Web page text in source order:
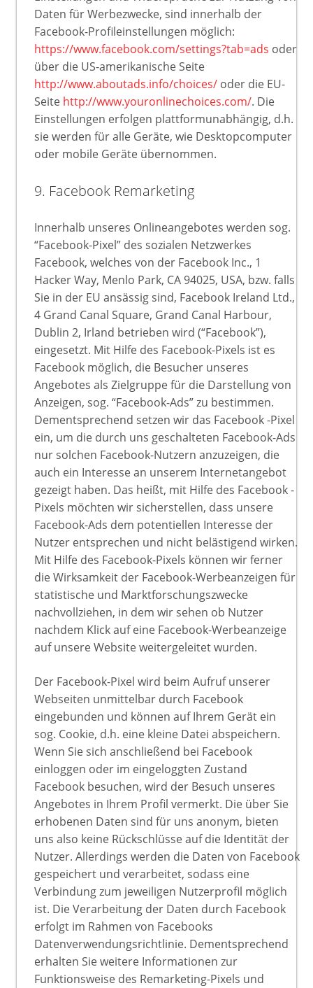
Daten für Werbezwecke, sind innerhalb der
Facebook-Profileinstellungen möglich:
https://www.facebook.com/settings?tab=ads oder
über die US-amerikanische Seite
http://www.aboutads.info/choices/ oder die EU-
Seite http://www.youronlinechoices.com/. Die
Einstellungen erfolgen plattformunabhängig, d.h.
sie werden für alle Geräte, wie Desktopcomputer
oder mobile Geräte übernommen.
9. Facebook Remarketing
Innerhalb unseres Onlineangebotes werden sog.
“Facebook-Pixel” des sozialen Netzwerkes
Facebook, welches von der Facebook Inc., 1
Hacker Way, Menlo Park, CA 94025, USA, bzw. falls
Sie in der EU ansässig sind, Facebook Ireland Ltd.,
4 Grand Canal Square, Grand Canal Harbour,
Dublin 2, Irland betrieben wird (“Facebook”),
eingesetzt. Mit Hilfe des Facebook-Pixels ist es
Facebook möglich, die Besucher unseres
Angebotes als Zielgruppe für die Darstellung von
Anzeigen, sog. “Facebook-Ads” zu bestimmen.
Dementsprechend setzen wir das Facebook -Pixel
ein, um die durch uns geschalteten Facebook-Ads
nur solchen Facebook-Nutzern anzuzeigen, die
auch ein Interesse an unserem Internetangebot
gezeigt haben. Das heißt, mit Hilfe des Facebook -
Pixels möchten wir sicherstellen, dass unsere
Facebook-Ads dem potentiellen Interesse der
Nutzer entsprechen und nicht belästigend wirken.
Mit Hilfe des Facebook-Pixels können wir ferner
die Wirksamkeit der Facebook-Werbeanzeigen für
statistische und Marktforschungszwecke
nachvollziehen, in dem wir sehen ob Nutzer
nachdem Klick auf eine Facebook-Werbeanzeige
auf unsere Website weitergeleitet wurden.
Der Facebook-Pixel wird beim Aufruf unserer
Webseiten unmittelbar durch Facebook
eingebunden und können auf Ihrem Gerät ein
sog. Cookie, d.h. eine kleine Datei abspeichern.
Wenn Sie sich anschließend bei Facebook
einloggen oder im eingeloggten Zustand
Facebook besuchen, wird der Besuch unseres
Angebotes in Ihrem Profil vermerkt. Die über Sie
erhobenen Daten sind für uns anonym, bieten
uns also keine Rückschlüsse auf die Identität der
Nutzer. Allerdings werden die Daten von Facebook
gespeichert und verarbeitet, sodass eine
Verbindung zum jeweiligen Nutzerprofil möglich
ist. Die Verarbeitung der Daten durch Facebook
erfolgt im Rahmen von Facebooks
Datenverwendungsrichtlinie. Dementsprechend
erhalten Sie weitere Informationen zur
Funktionsweise des Remarketing-Pixels und